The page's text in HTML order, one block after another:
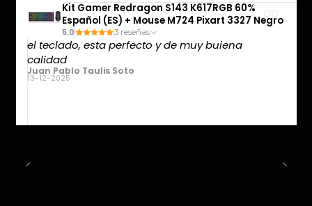
Kit Gamer Redragon S143 K617RGB 60%
Español (ES) + Mouse M724 Pixart 3327 Negro
5.0 3 reseñas
el teclado, esta perfecto y de muy buiena
calidad
Juan Pablo Taulis Soto
13-12-2025